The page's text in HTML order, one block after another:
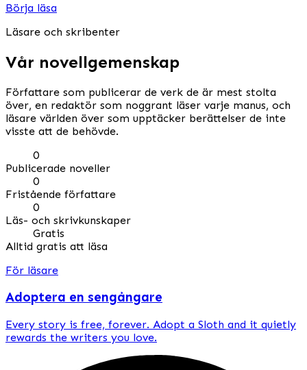
Börja läsa
Läsare och skribenter
Vår novellgemenskap
Författare som publicerar de verk de är mest stolta
över, en redaktör som noggrant läser varje manus, och
läsare världen över som upptäcker berättelser de inte
visste att de behövde.
0
Publicerade noveller
0
Fristående författare
0
Läs- och skrivkunskaper
Gratis
Alltid gratis att läsa
För läsare
Adoptera en sengångare
Every story is free, forever. Adopt a Sloth and it quietly
rewards the writers you love.